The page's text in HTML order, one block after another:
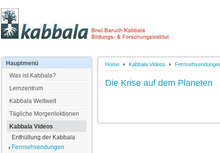
Home Kabbala Videos
Die Krise auf dem Planeten
Hauptmenü
Was ist Kabbala?
Lernzentrum
Kabbala Weltweit
Tägliche Morgenlektionen
Kabbala Videos
Enthüllung der Kabbala
Fernsehsendungen